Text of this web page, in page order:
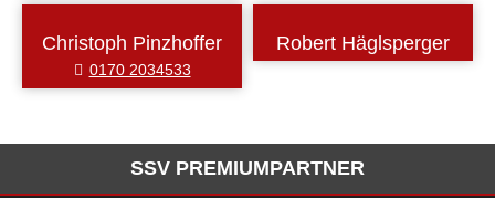
Christoph Pinzhoffer
0170 2034533
Robert Häglsperger
SSV PREMIUMPARTNER